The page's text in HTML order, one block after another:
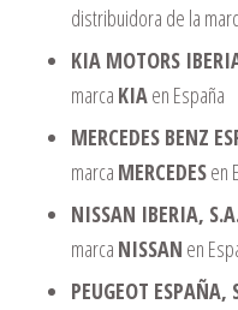
distribuidora de la
KIA MOTORS
marca KIAen España
MERCEDES BENZ
marca MERCEDESen
NISSAN IBERIA,
marca NISSAN en
PEUGEOT ESPAÑA,